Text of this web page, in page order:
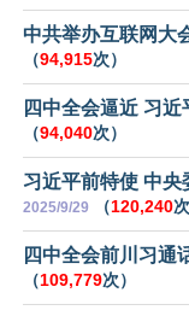
中共举办互联网大
（94,915次）
四中全会逼近 习
（94,040次）
习近平前特使 中
2025/9/29 （120,240次
四中全会前川习通
（109,779次）